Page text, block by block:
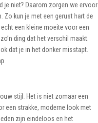
je niet? Daarom zorgen we ervoor
Zo kun je met een gerust hart de
een kleine moeite voor een
ding dat het verschil maakt.
dat je in het donker misstapt.
stijl. Het is niet zomaar een
een strakke, moderne look met
zijn eindeloos en het